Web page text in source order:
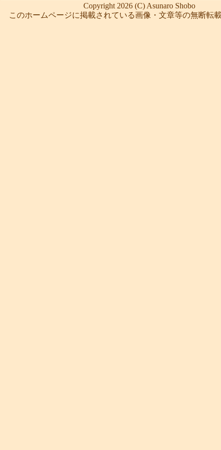
Copyright 2026 (C) Asunaro Shobo
このホームページに掲載されている画像・文章等の無断転